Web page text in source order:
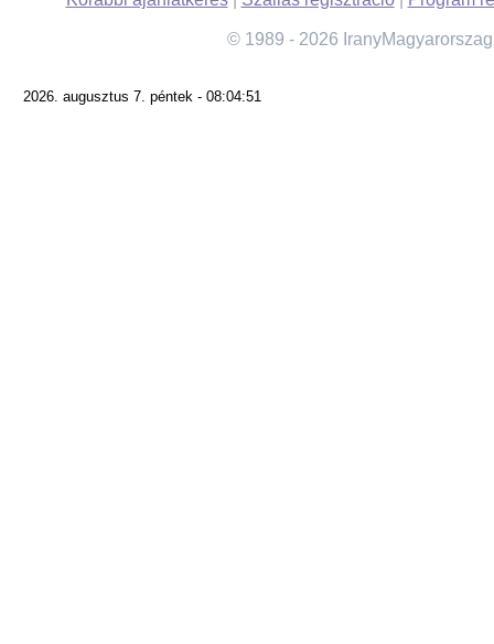
© 1989 - 2026
2026. augusztus 7. péntek - 08:04:51